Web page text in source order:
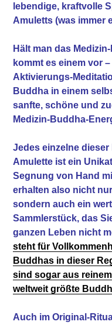
lebendige, kraftvolle
Amuletts (was immer
Hält man das
kommt es einem vor
Aktivierungs-
Buddha in einem
sanfte, schöne und
Medizin-Buddha-
Jedes einzelne
Amulette ist ein
Segnung von Hand
erhalten also nicht
sondern auch ein
Sammlerstück, das
ganzen Leben nicht
steht für
Buddhas in dieser
sind sogar aus
weltweit größte
Auch im Original-